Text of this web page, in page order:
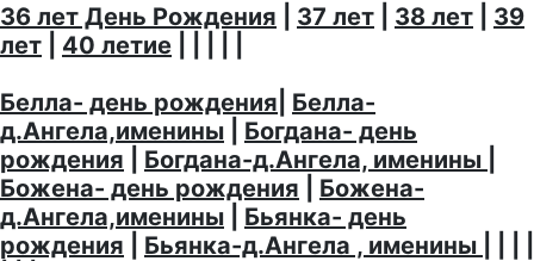
36 лет День Рождения 37 лет 38 лет
39
лет
40 летие
Белла- день рождения Белла-
д.Ангела,именины
Богдана- день
рождения
Богдана-д.Ангела, именины
Божена- день рождения
Божена-
д.Ангела,именины
Бьянка- день
рождения
Бьянка-д.Ангела , именины